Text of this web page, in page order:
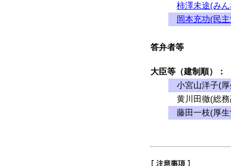
柿澤未途(み
岡本充功(民
答弁者等
大臣等（建制順）：
小宮山洋子(厚
黄川田徹(総務
藤田一枝(厚生